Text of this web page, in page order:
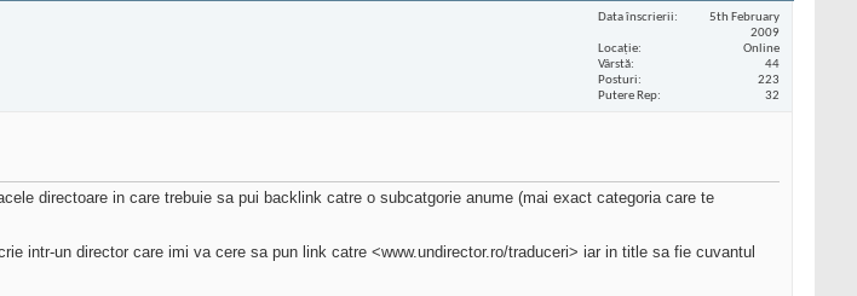
Data înscrierii
5th February
2009
Locaţie
Online
Vârstă
44
Posturi
223
Putere Rep
32
directoare in care trebuie sa pui backlink catre o subcatgorie anume (mai exact categoria care te
intr-un director care imi va cere sa pun link catre <www.undirector.ro/traduceri> iar in title sa fie cuvantul